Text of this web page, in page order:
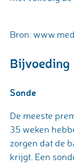
Bron:
Bijvoeding
Sonde
De meeste
35 weken
zorgen dat de
krijgt. Een